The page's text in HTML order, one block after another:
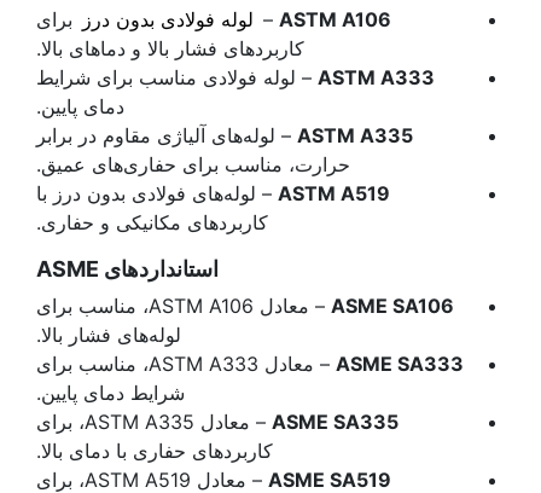
ASTM A106
– لوله فولادی بدون درز
برای
کاربردهای فشار بالا و دماهای بالا.
ASTM A333 – لوله فولادی مناسب برای شرایط
دمای پایین.
ASTM A335 – لوله‌های آلیاژی مقاوم در برابر
حرارت، مناسب برای حفاری‌های عمیق.
ASTM A519 – لوله‌های فولادی بدون درز با
کاربردهای مکانیکی و حفاری.
استانداردهای
ASME SA106
– معادل ASTM A106، مناسب برای
لوله‌های فشار بالا.
ASME SA333
– معادل ASTM A333، مناسب برای
شرایط دمای پایین.
ASME SA335
– معادل ASTM A335، برای
کاربردهای حفاری با دمای بالا.
ASME SA519
– معادل ASTM A519، برای